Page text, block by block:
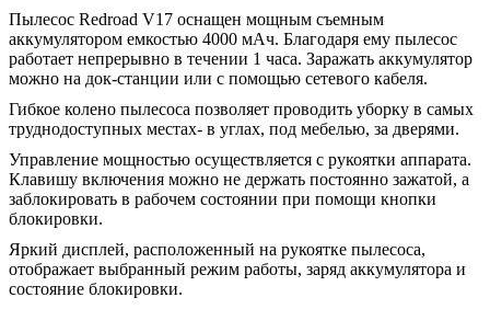
Пылесос Redroad V17 оснащен мощным съемным
аккумулятором емкостью 4000 мАч. Благодаря ему пылесос
работает непрерывно в течении 1 часа. Заражать аккумулятор
можно на док-станции или с помощью сетевого кабеля.
Гибкое колено пылесоса позволяет проводить уборку в самых
труднодоступных местах- в углах, под мебелью, за дверями.
Управление мощностью осуществляется с рукоятки аппарата.
Клавишу включения можно не держать постоянно зажатой, а
заблокировать в рабочем состоянии при помощи кнопки
блокировки.
Яркий дисплей, расположенный на рукоятке пылесоса,
отображает выбранный режим работы, заряд аккумулятора и
состояние блокировки.